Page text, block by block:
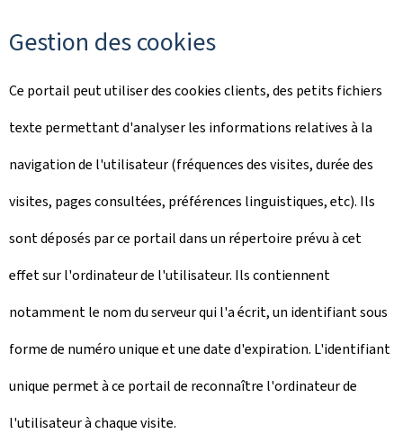
Gestion des cookies
Ce portail peut utiliser des cookies clients, des petits fichiers
texte permettant d'analyser les informations relatives à la
navigation de l'utilisateur (fréquences des visites, durée des
visites, pages consultées, préférences linguistiques, etc). Ils
sont déposés par ce portail dans un répertoire prévu à cet
effet sur l'ordinateur de l'utilisateur. Ils contiennent
notamment le nom du serveur qui l'a écrit, un identifiant sous
forme de numéro unique et une date d'expiration. L'identifiant
unique permet à ce portail de reconnaître l'ordinateur de
l'utilisateur à chaque visite.